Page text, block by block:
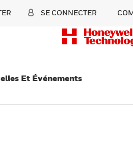
SE CONNECTER
Et Événements